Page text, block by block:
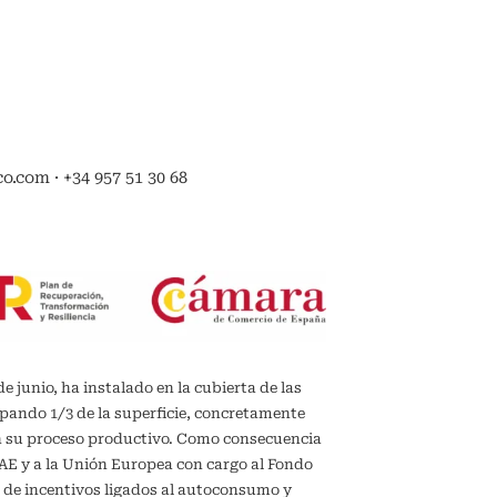
· +34 957 51 30 68
junio, ha instalado en la cubierta de las
1/3 de la superficie, concretamente
proceso productivo. Como consecuencia
y a la Unión Europea con cargo al Fondo
incentivos ligados al autoconsumo y